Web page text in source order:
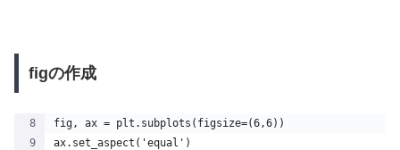
figの作成
fig, ax = plt.subplots(figsize=(6,6))
ax.set_aspect('equal')